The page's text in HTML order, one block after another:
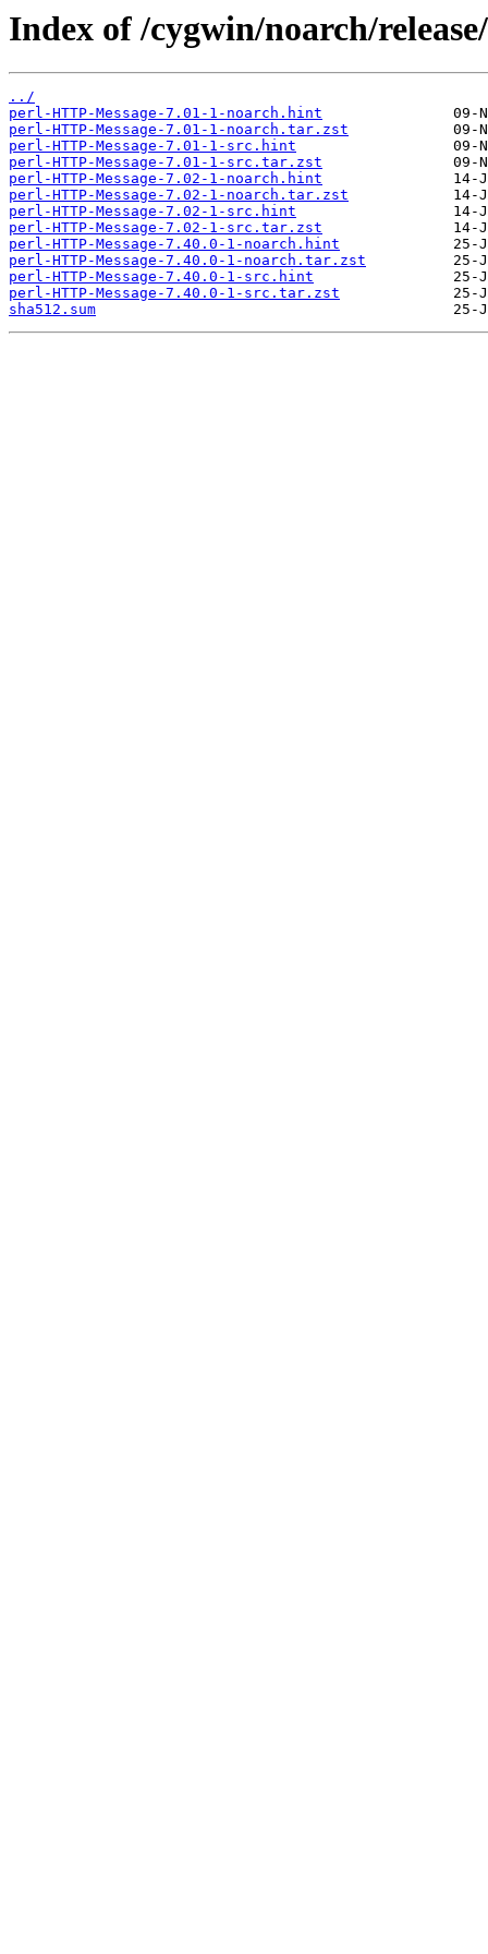
Index of /cygwin/noarch/
../
perl-HTTP-Message-7.01-1-noarch.hint
perl-HTTP-Message-7.01-1-noarch.tar.zst
perl-HTTP-Message-7.01-1-src.hint
perl-HTTP-Message-7.01-1-src.tar.zst
perl-HTTP-Message-7.02-1-noarch.hint
perl-HTTP-Message-7.02-1-noarch.tar.zst
perl-HTTP-Message-7.02-1-src.hint
perl-HTTP-Message-7.02-1-src.tar.zst
perl-HTTP-Message-7.40.0-1-noarch.hint
perl-HTTP-Message-7.40.0-1-noarch.tar.zst
perl-HTTP-Message-7.40.0-1-src.hint
perl-HTTP-Message-7.40.0-1-src.tar.zst
sha512.sum